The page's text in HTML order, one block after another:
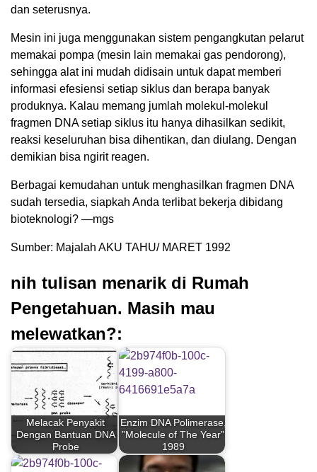
dan seterusnya.
Mesin ini juga menggunakan sistem pengangkutan pelarut
memakai pompa (mesin lain memakai gas pendorong),
sehingga alat ini mudah didisain untuk dapat memberi
informasi efesiensi setiap siklus dan berapa banyak
produknya. Kalau memang jumlah molekul-molekul
fragmen DNA setiap siklus itu hanya dihasilkan sedikit,
reaksi keseluruhan bisa dihentikan, dan diulang. Dengan
demikian bisa ngirit reagen.
Berbagai kemudahan untuk menghasilkan fragmen DNA
sudah tersedia, siapkah Anda terlibat bekerja dibidang
bioteknologi? —mgs
Sumber: Majalah AKU TAHU/ MARET 1992
nih tulisan menarik di Rumah
Pengetahuan. Masih mau
melewatkan?:
Melacak Penyakit
Dengan Bantuan DNA
Probe
Enzim DNA Polimerase,
”Molecule of The Year”
1989